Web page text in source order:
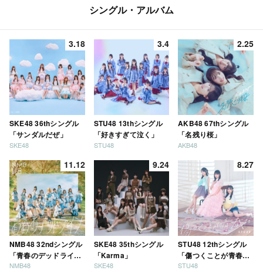
シングル・アルバム
3.18
SKE48 36thシングル
「サンダルだぜ」
SKE48
3.4
STU48 13thシングル
「好きすぎて泣く」
STU48
2.25
AKB48 67thシングル
「名残り桜」
AKB48
11.12
NMB48 32ndシングル
「青春のデッドライ
ン」
NMB48
9.24
SKE48 35thシングル
「Karma」
SKE48
8.27
STU48 12thシングル
「傷つくことが青春
だ」
STU48